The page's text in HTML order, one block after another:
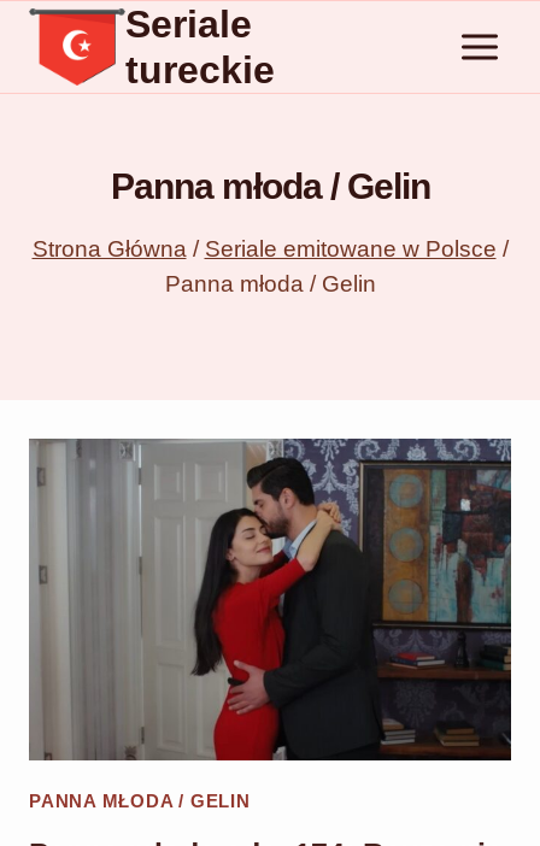
Przejdź
treści
Seriale
tureckie
Panna młoda / Gelin
Strona Główna / Seriale emitowane w Polsce /
Panna młoda / Gelin
PANNA MŁODA / GELIN